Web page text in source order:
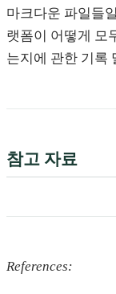
마크다운 파일들
랫폼이 어떻게 모
는지에 관한 기록
참고 자료
References: